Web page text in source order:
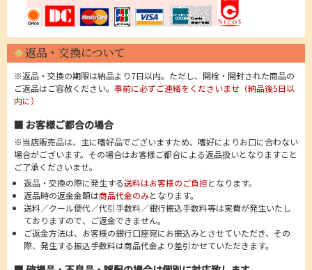
返品・交換について
※返品・交換の期限は納品より7日以内。ただし、開栓・開封された商品の
ご返品はご容赦ください。 事前に必ずご連絡をくださいませ（納品後5日以
内に）
■ お客様ご都合の場合
※当店販売品は、主に嗜好品でございますため、嗜好によりお口に合わない
場合がございます。その場合はお客様ご都合による返品扱いとなりますこと
ご了承くださいませ。
返品・交換の際に発生する送料はお客様のご負担となります。
返品時の返金金額は商品代金のみとなります。
送料／クール便代／代引手数料／銀行振込手数料等は実費が発生いたし
ておりますので、ご返金できません。
ご返金方法は、お客様の銀行口座宛にお振込みとさせていただき、その
際、発生する振込手数料は商品代金より差引かせていただきます。